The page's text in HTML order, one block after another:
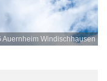
Auernheim Windischhausen